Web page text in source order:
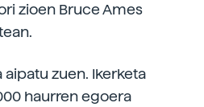
zioen Bruce Ames
zuen. Ikerketa
haurren egoera